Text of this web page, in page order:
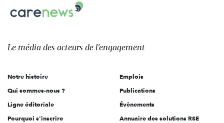
sur:
Le
des
l'engagement
Le média des acteurs de l'engagement
Notre histoire
Qui sommes-nous ?
Ligne éditoriale
Pourquoi s'inscrire
Emplois
Publications
Évènements
Annuaire des solutions RSE